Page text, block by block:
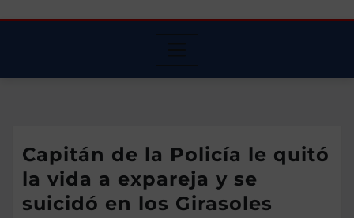
Capitán de la Policía le quitó
la vida a expareja y se
suicidó en los Girasoles